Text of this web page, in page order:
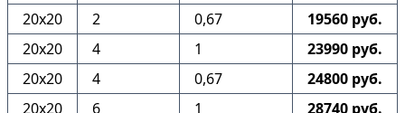
20х20
2 0,67
19560 руб.
20х20
4 1
23990 руб.
20х20
4 0,67
24800 руб.
20х20
6 1
28740 руб.